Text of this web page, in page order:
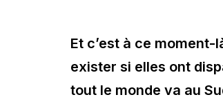
Et c’est à ce
exister si elles ont
tout le monde va au